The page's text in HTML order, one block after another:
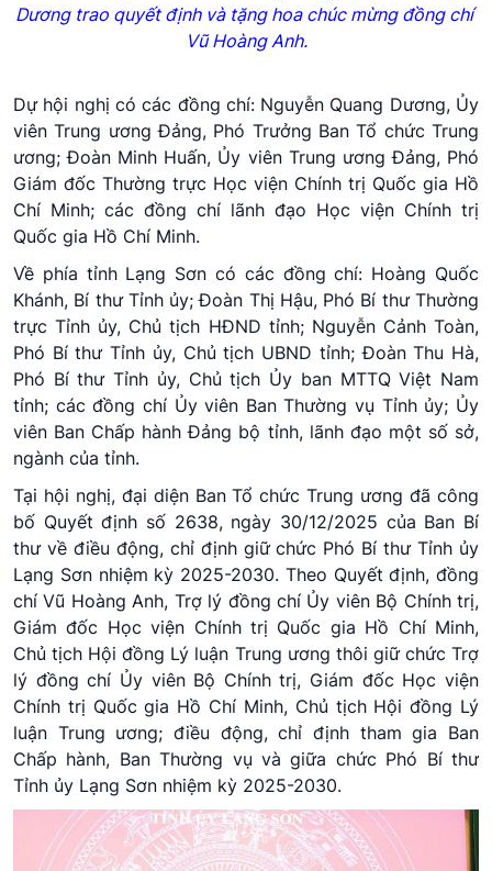
Dương trao quyết định và tặng hoa chúc mừng đồng chí
Vũ Hoàng Anh.
Dự hội nghị có các đồng chí: Nguyễn Quang Dương, Ủy
viên Trung ương Đảng, Phó Trưởng Ban Tổ chức Trung
ương; Đoàn Minh Huấn, Ủy viên Trung ương Đảng, Phó
Giám đốc Thường trực Học viện Chính trị Quốc gia Hồ
Chí Minh; các đồng chí lãnh đạo Học viện Chính trị
Quốc gia Hồ Chí Minh.
Về phía tỉnh Lạng Sơn có các đồng chí: Hoàng Quốc
Khánh, Bí thư Tỉnh ủy; Đoàn Thị Hậu, Phó Bí thư Thường
trực Tỉnh ủy, Chủ tịch HĐND tỉnh; Nguyễn Cảnh Toàn,
Phó Bí thư Tỉnh ủy, Chủ tịch UBND tỉnh; Đoàn Thu Hà,
Phó Bí thư Tỉnh ủy, Chủ tịch Ủy ban MTTQ Việt Nam
tỉnh; các đồng chí Ủy viên Ban Thường vụ Tỉnh ủy; Ủy
viên Ban Chấp hành Đảng bộ tỉnh, lãnh đạo một số sở,
ngành của tỉnh.
Tại hội nghị, đại diện Ban Tổ chức Trung ương đã công
bố Quyết định số 2638, ngày 30/12/2025 của Ban Bí
thư về điều động, chỉ định giữ chức Phó Bí thư Tỉnh ủy
Lạng Sơn nhiệm kỳ 2025-2030. Theo Quyết định, đồng
chí Vũ Hoàng Anh, Trợ lý đồng chí Ủy viên Bộ Chính trị,
Giám đốc Học viện Chính trị Quốc gia Hồ Chí Minh,
Chủ tịch Hội đồng Lý luận Trung ương thôi giữ chức Trợ
lý đồng chí Ủy viên Bộ Chính trị, Giám đốc Học viện
Chính trị Quốc gia Hồ Chí Minh, Chủ tịch Hội đồng Lý
luận Trung ương; điều động, chỉ định tham gia Ban
Chấp hành, Ban Thường vụ và giữa chức Phó Bí thư
Tỉnh ủy Lạng Sơn nhiệm kỳ 2025-2030.